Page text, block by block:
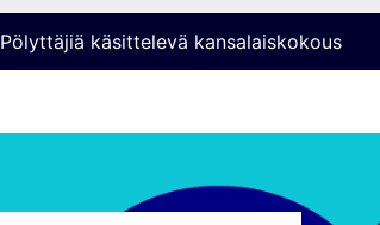
Pölyttäjiä käsittelevä kansalaiskokous